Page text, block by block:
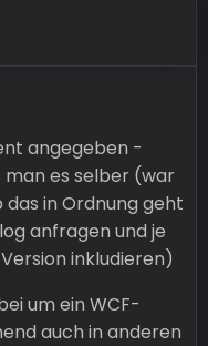
angegeben -
es selber (war
in Ordnung geht
anfragen und je
inkludieren)
um ein WCF-
auch in anderen